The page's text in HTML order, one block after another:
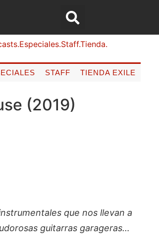
STAFF TIENDA EXILE
(2019)
que nos llevan a
guitarras garageras…